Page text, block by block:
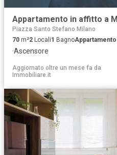
Appartamento in affitto a
Piazza Santo Stefano Milano
70 m²2 Locali1 BagnoAppartamento
·Ascensore
Aggiornato oltre un mese fa da
Immobiliare.it